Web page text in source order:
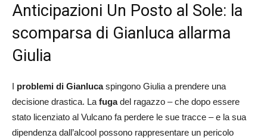
Anticipazioni Un Posto al Sole: la
scomparsa di Gianluca allarma
Giulia
I problemi di Gianlucaspingono Giulia a prendere una
decisione drastica. La fugadel ragazzo – che dopo essere
stato licenziato al Vulcano fa perdere le sue tracce – e la sua
dipendenza dall’alcool possono rappresentare un pericolo